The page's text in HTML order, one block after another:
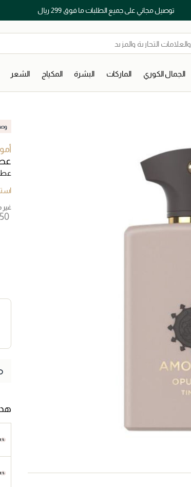
توصيل مجاني على جميع الطلبات ما فوق 299 ريال
الجمال الكوري الماركات البشرة المكياج الشعر
عطر
غير